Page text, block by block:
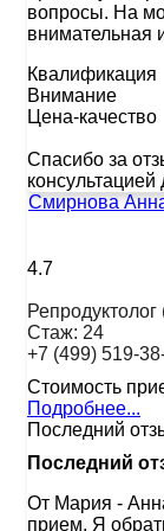
вопросы. На
внимательная
Квалификация
Внимание
Цена-качество
Спасибо за
консультацией
Смирнова
4.7
Стаж: 24
+7 (499) 519-
Стоимость
Подробнее...
Последний
Последний
От Мария -
прием. Я